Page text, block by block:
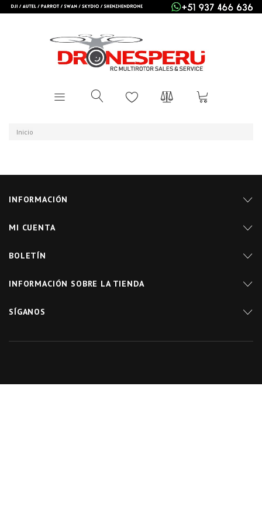
Inicio
INFORMACIÓN
MI CUENTA
BOLETÍN
INFORMACIÓN SOBRE LA TIENDA
SÍGANOS